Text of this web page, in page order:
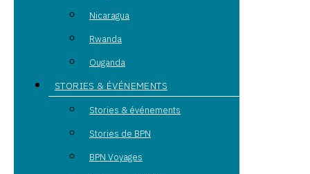
Nicaragua
Rwanda
Ouganda
STORIES & ÉVÉNEMENTS
Stories & événements
Stories de BPN
BPN Voyages